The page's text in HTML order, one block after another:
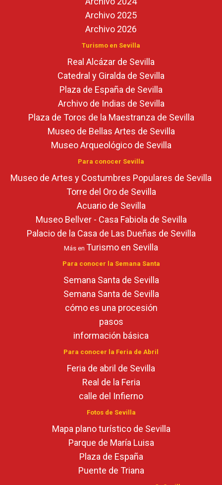
Archivo 2025
Archivo 2026
Turismo en Sevilla
Real Alcázar de Sevilla
Catedral y Giralda de Sevilla
Plaza de España de Sevilla
Archivo de Indias de Sevilla
Plaza de Toros de la Maestranza de Sevilla
Museo de Bellas Artes de Sevilla
Museo Arqueológico de Sevilla
Para conocer Sevilla
Museo de Artes y Costumbres Populares de Sevilla
Torre del Oro de Sevilla
Acuario de Sevilla
Museo Bellver - Casa Fabiola de Sevilla
Palacio de la Casa de Las Dueñas de Sevilla
Más en Turismo en Sevilla
Para conocer la Semana Santa
Semana Santa de Sevilla
Semana Santa de Sevilla
cómo es una procesión
pasos
información básica
Para conocer la Feria de Abril
Feria de abril de Sevilla
Real de la Feria
calle del Infierno
Fotos de Sevilla
Mapa plano turístico de Sevilla
Parque de María Luisa
Plaza de España
Puente de Triana